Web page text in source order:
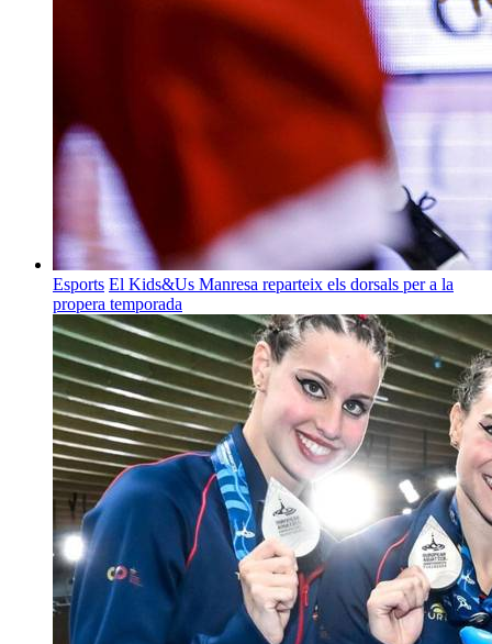
Esports El Kids&Us Manresa reparteix els dorsals per a la
propera temporada